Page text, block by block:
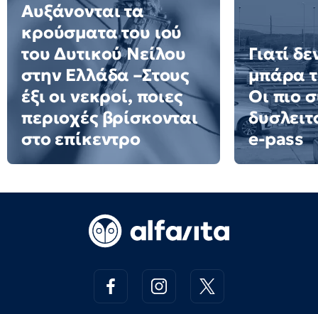
Αυξάνονται τα
κρούσματα του ιού
του Δυτικού Νείλου
στην Ελλάδα –Στους
έξι οι νεκροί, ποιες
περιοχές βρίσκονται
στο επίκεντρο
Γιατί
μπάρα
Οι πιο
e-pass